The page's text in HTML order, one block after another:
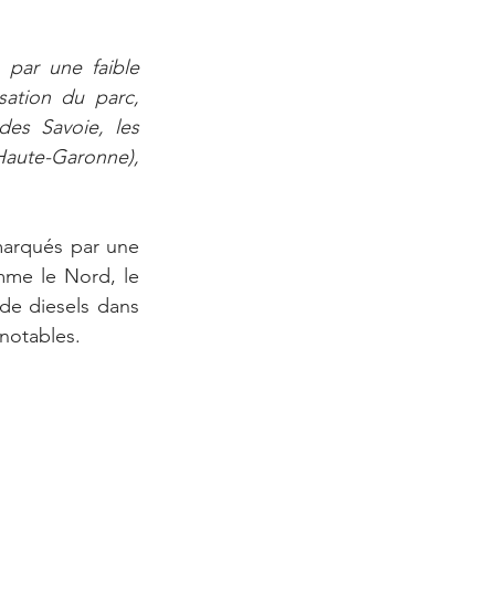
par une faible
du parc,
Savoie, les
Garonne),
par une
le Nord, le
diesels dans